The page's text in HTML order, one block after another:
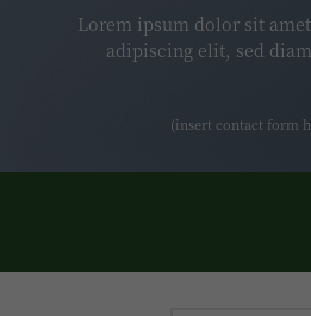
Lorem ipsum dolor sit
adipiscing elit, sed
(insert contact form